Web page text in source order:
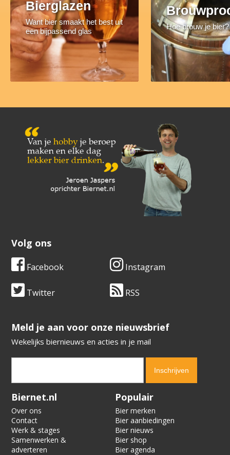
Bierglazen
Want bier smaakt het best uit
een bijpassend glas
Hoe brouw je bier?
Volg ons
Facebook Instagram
Twitter RSS
​​​​​​​Meld je aan voor onze nieuwsbrief
Wekelijks biernieuws en acties in je mail
Verification code:
Biernet.nl
Over ons
Contact
Werk & stages
Samenwerken &
adverteren
Populair
Bier merken
Bier aanbiedingen
Bier nieuws
Bier shop
Bier agenda